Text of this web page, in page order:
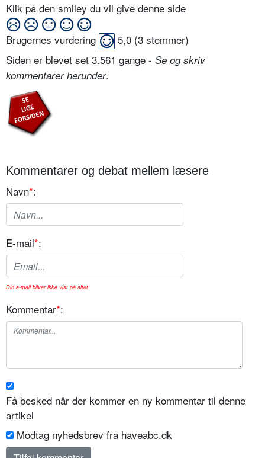
Klik på den smiley du vil give denne side
Brugernes vurdering 5,0 (3 stemmer)
Siden er blevet set 3.561 gange - Se og skriv
kommentarer herunder.
Kommentarer og debat mellem læsere
Navn*:
E-mail*:
Din e-mail bliver ikke vist på sitet.
Kommentar*:
Få besked når der kommer en ny kommentar til denne
artikel
Modtag nyhedsbrev fra haveabc.dk